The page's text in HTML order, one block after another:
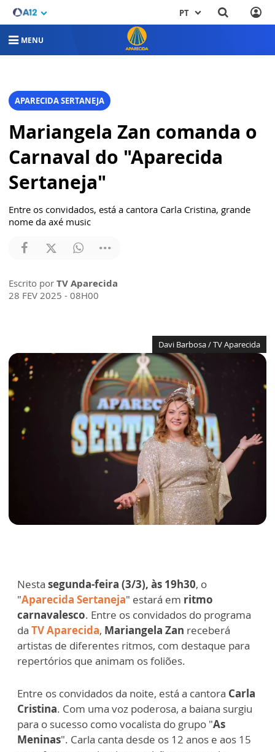
PT
MENU
APARECIDA SERTANEJA
Mariangela Zan comanda o
Carnaval do "Aparecida
Sertaneja"
Entre os convidados, está a cantora Carla Cristina, grande
nome da axé music
Escrito por TV Aparecida
28 FEV 2025 - 08H00
Davi Barbosa / TV Aparecida
Nesta segunda-feira (3/3), às 19h30, o
"Aparecida Sertaneja" estará em ritmo
carnavalesco. Entre os convidados do programa
da TV Aparecida, Mariangela Zan receberá
artistas de diferentes ritmos, com destaque para
repertórios que animam os foliões.
Entre os convidados da noite, está a cantora Carla
Cristina. Com uma voz poderosa, a baiana surgiu
para o sucesso como vocalista do grupo "As
Meninas". Carla canta desde os 12 anos e aos 15